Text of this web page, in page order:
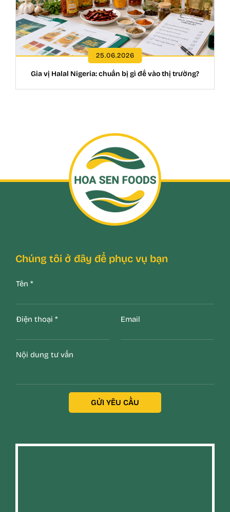
25.06.2026
Gia vị Halal Nigeria: chuẩn bị gì để vào thị trường?
Chúng tôi ở đây để phục vụ bạn
Tên *
Điện thoại * Email
Nội dung tư vấn
GỬI YÊU CẦU